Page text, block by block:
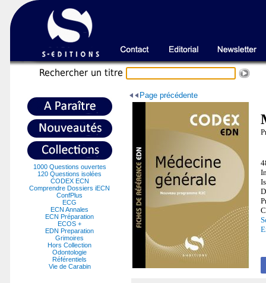
Rechercher un titre
1000 Questions ouvertes
120 Questions isolées
CODEX ECN
Comprendre Dossiers iECN
ConfPlus
ECG
ECN Annales
ECN Préparation
ECOS +
EDN Preparation
Grimoires
Hors Collection
Odontologie
Référentiels
Vie de Carabin
Page précédente